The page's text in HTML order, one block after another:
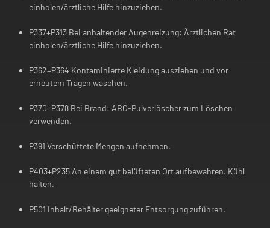
einholen/ärztliche Hilfe hinzuziehen.
P337+P313 Bei anhaltender Augenreizung: Ärztlichen Rat
einholen/ärztliche Hilfe hinzuziehen.
P362+P364 Kontaminierte Kleidung ausziehen und vor
erneutem Tragen waschen.
P370+P378 Bei Brand: ABC-Pulverlöscher zum Löschen
verwenden.
P391 Verschüttete Mengen aufnehmen.
P403+P235 An einem gut belüfteten Ort aufbewahren. Kühl
halten.
P501 Inhalt/Behälter geeigneter Entsorgung zuführen.